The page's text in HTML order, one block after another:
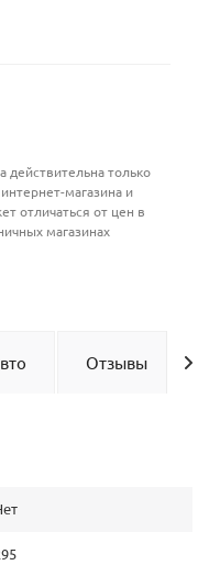
действительна только
магазина и
отличаться от цен в
магазинах
Отзывы